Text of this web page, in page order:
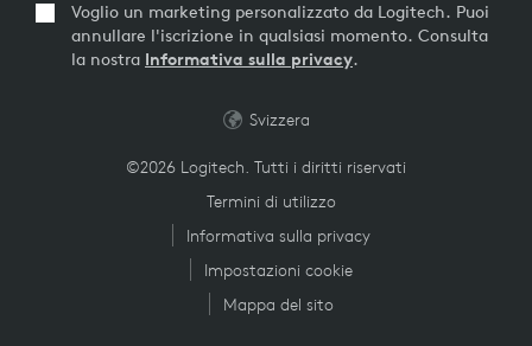
Voglio un marketing personalizzato da Logitech. Puoi
annullare l'iscrizione in qualsiasi momento. Consulta
la nostra Informativa sulla privacy.
©2026 Logitech. Tutti i diritti riservati
Termini di utilizzo
Informativa sulla privacy
Impostazioni cookie
Mappa del sito
Svizzera